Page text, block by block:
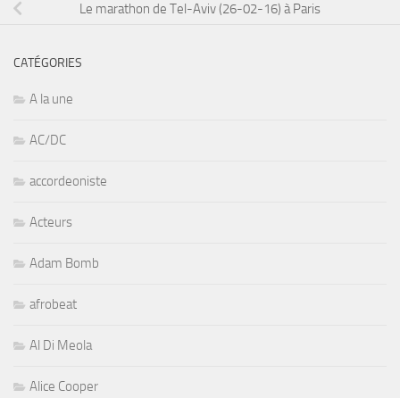
Le marathon de Tel-Aviv (26-02-16) à Paris
CATÉGORIES
A la une
AC/DC
accordeoniste
Acteurs
Adam Bomb
afrobeat
Al Di Meola
Alice Cooper